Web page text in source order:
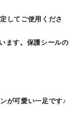
してご使用くださ
ます。保護シールの
が可愛い一足です♪